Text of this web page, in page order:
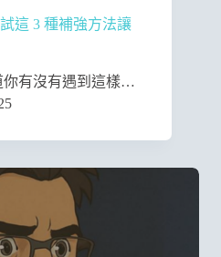
這 3 種補強方法讓
你有沒有遇到這樣…